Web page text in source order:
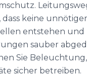
dass keine
entstehen und
sauber
Sie
sicher betreiben.